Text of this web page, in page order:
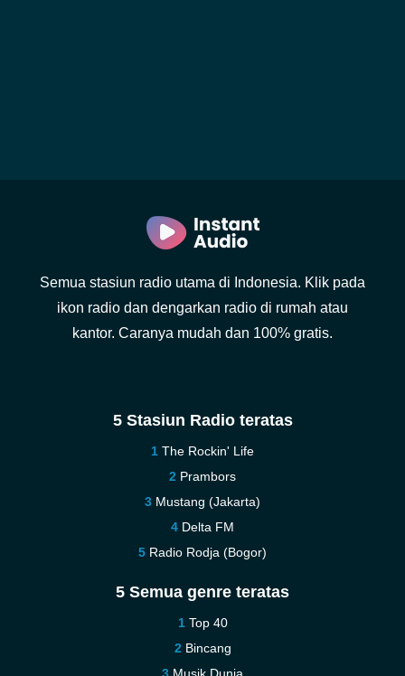
Semua stasiun radio utama di Indonesia. Klik pada
ikon radio dan dengarkan radio di rumah atau
kantor. Caranya mudah dan 100% gratis.
5 Stasiun Radio teratas
The Rockin' Life
Prambors
Mustang (Jakarta)
Delta FM
Radio Rodja (Bogor)
5 Semua genre teratas
Top 40
Bincang